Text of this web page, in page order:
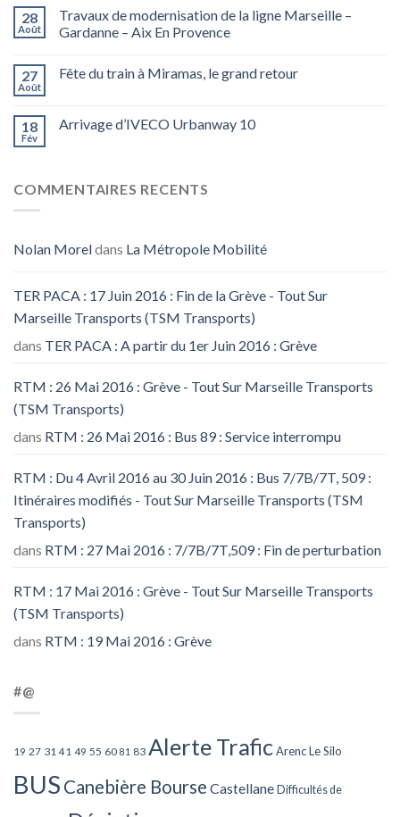
28
Août
Travaux de modernisation de la ligne Marseille –
Gardanne – Aix En Provence
27
Août
Fête du train à Miramas, le grand retour
18
Fév
Arrivage d’IVECO Urbanway 10
COMMENTAIRES RECENTS
Nolan Moreldans La Métropole Mobilité
TER PACA : 17 Juin 2016 : Fin de la Grève - Tout Sur
Marseille Transports (TSM Transports)
dans TER PACA : A partir du 1er Juin 2016 : Grève
RTM : 26 Mai 2016 : Grève - Tout Sur Marseille Transports
(TSM Transports)
dans RTM : 26 Mai 2016 : Bus 89 : Service interrompu
RTM : Du 4 Avril 2016 au 30 Juin 2016 : Bus 7/7B/7T, 509 :
Itinéraires modifiés - Tout Sur Marseille Transports (TSM
Transports)
dans RTM : 27 Mai 2016 : 7/7B/7T,509 : Fin de perturbation
RTM : 17 Mai 2016 : Grève - Tout Sur Marseille Transports
(TSM Transports)
dans RTM : 19 Mai 2016 : Grève
#@
19 27 31 41 49 55 60 81 83 Alerte TraficArenc Le Silo
BUS Canebière Bourse Castellane Difficultés de